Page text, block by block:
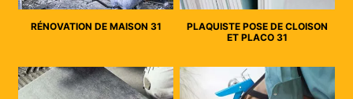
RÉNOVATION DE MAISON 31
PLAQUISTE POSE DE CLOISON
ET PLACO 31